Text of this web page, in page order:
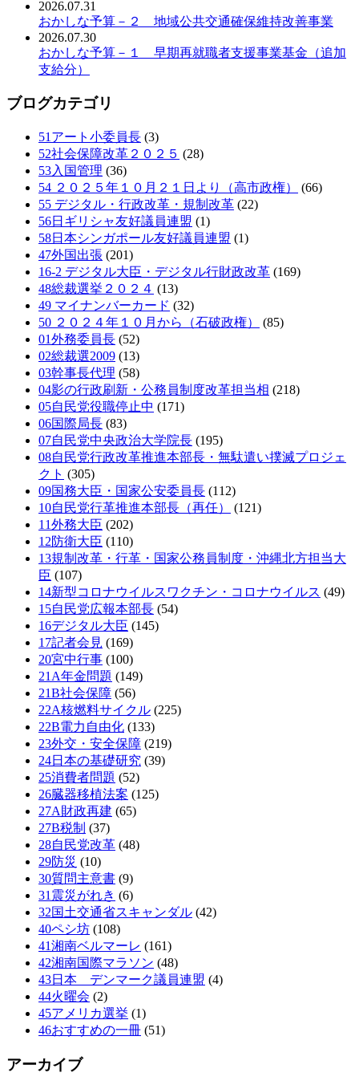
2026.07.31
おかしな予算－２ 地域公共交通確保維持改善事業
2026.07.30
おかしな予算－１ 早期再就職者支援事業基金（追加
支給分）
ブログカテゴリ
51アート小委員長 (3)
52社会保障改革２０２５ (28)
53入国管理 (36)
54 ２０２５年１０月２１日より（高市政権）
(66)
55 デジタル・行政改革・規制改革 (22)
56日ギリシャ友好議員連盟 (1)
58日本シンガポール友好議員連盟 (1)
47外国出張 (201)
16-2 デジタル大臣・デジタル行財政改革 (169)
48総裁選挙２０２４ (13)
49 マイナンバーカード (32)
50 ２０２４年１０月から（石破政権）
(85)
01外務委員長 (52)
02総裁選2009 (13)
03幹事長代理 (58)
04影の行政刷新・公務員制度改革担当相 (218)
05自民党役職停止中 (171)
06国際局長 (83)
07自民党中央政治大学院長 (195)
08自民党行政改革推進本部長・無駄遣い撲滅プロジェ
クト (305)
09国務大臣・国家公安委員長 (112)
10自民党行革推進本部長（再任）
(121)
11外務大臣 (202)
12防衛大臣 (110)
13規制改革・行革・国家公務員制度・沖縄北方担当大
臣 (107)
14新型コロナウイルスワクチン・コロナウイルス (49)
15自民党広報本部長 (54)
16デジタル大臣 (145)
17記者会見 (169)
20宮中行事 (100)
21A年金問題 (149)
21B社会保障 (56)
22A核燃料サイクル (225)
22B電力自由化 (133)
23外交・安全保障 (219)
24日本の基礎研究 (39)
25消費者問題 (52)
26臓器移植法案 (125)
27A財政再建 (65)
27B税制 (37)
28自民党改革 (48)
29防災 (10)
30質問主意書 (9)
31震災がれき (6)
32国土交通省スキャンダル (42)
40ペシ坊 (108)
41湘南ベルマーレ (161)
42湘南国際マラソン (48)
43日本 デンマーク議員連盟 (4)
44火曜会 (2)
45アメリカ選挙 (1)
46おすすめの一冊 (51)
アーカイブ